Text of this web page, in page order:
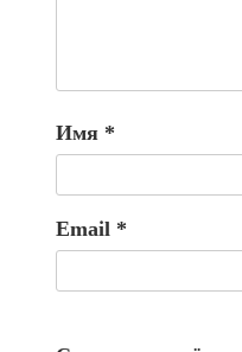
Имя *
Email *